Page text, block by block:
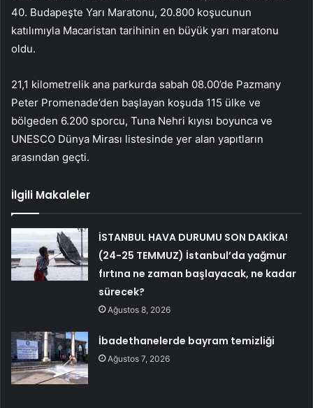
40. Budapeşte Yarı Maratonu, 20.800 koşucunun
katılımıyla Macaristan tarihinin en büyük yarı maratonu
oldu.
21,1 kilometrelik ana parkurda sabah 08.00’de Pazmany
Peter Promenade’den başlayan koşuda 115 ülke ve
bölgeden 6.200 sporcu, Tuna Nehri kıyısı boyunca ve
UNESCO Dünya Mirası listesinde yer alan yapıtların
arasından geçti.
İlgili Makaleler
İSTANBUL HAVA DURUMU SON DAKİKA!
(24-25 TEMMUZ) İstanbul’da yağmur
fırtına ne zaman başlayacak, ne kadar
sürecek?
Ağustos 8, 2026
İbadethanelerde bayram temizliği
Ağustos 7, 2026